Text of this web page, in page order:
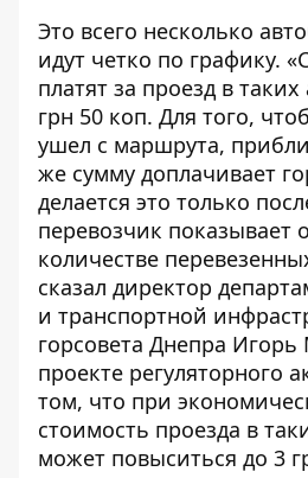
Это всего несколько
идут четко по графику.
платят за проезд в
грн 50 коп. Для того,
ушел с маршрута,
же сумму доплачивает
делается это только
перевозчик показывает
количестве
сказал директор
и транспортной
горсовета Днепра
проекте регуляторного
том, что при
стоимость проезда в
может повыситься до 3